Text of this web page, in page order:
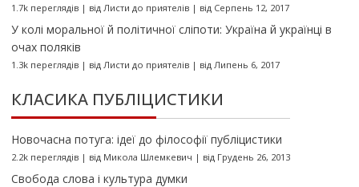
1.7k переглядів| від Листи до приятелів| від Серпень 12, 2017
У колі моральної й політичної сліпоти: Україна й українці в
очах поляків
1.3k переглядів| від Листи до приятелів| від Липень 6, 2017
КЛАСИКА ПУБЛІЦИСТИКИ
Новочасна потуга: ідеї до філософії публіцистики
2.2k переглядів| від Микола Шлемкевич | від Грудень 26, 2013
Свобода слова і культура думки